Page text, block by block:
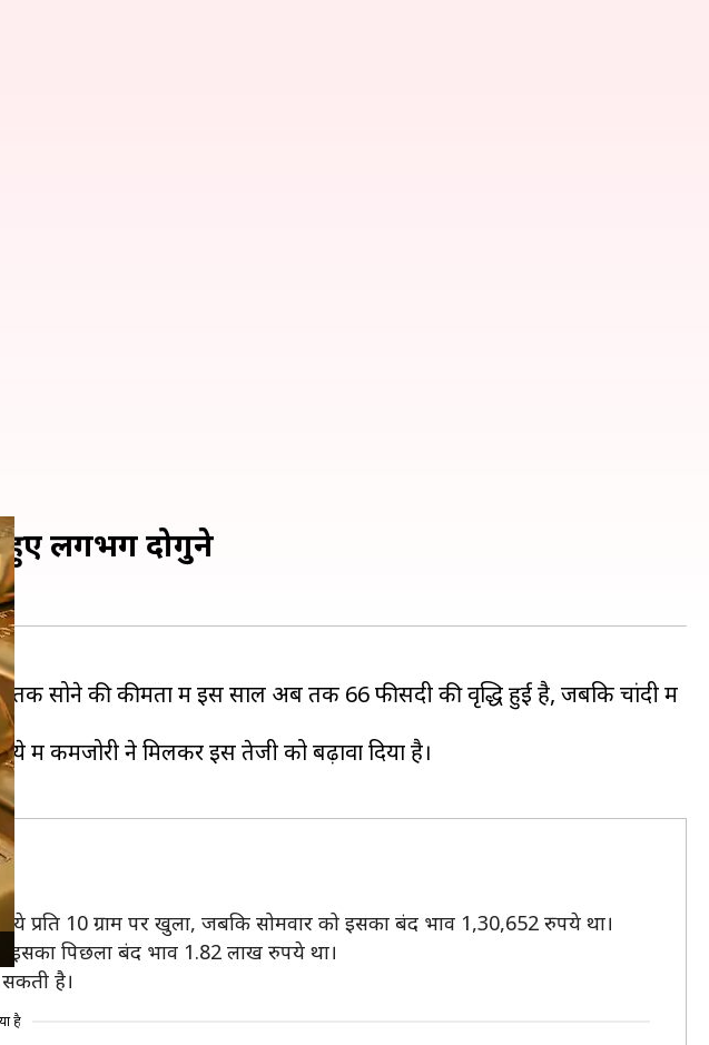
हुए लगभग दोगुने
सोने की कीमतों में इस साल अब तक 66 फीसदी की वृद्धि हुई है, जबकि चांदी में
में कमजोरी ने मिलकर इस तेजी को बढ़ावा दिया है।
प्रति 10 ग्राम पर खुला, जबकि सोमवार को इसका बंद भाव 1,30,652 रुपये था।
इसका पिछला बंद भाव 1.82 लाख रुपये था।
है।
है